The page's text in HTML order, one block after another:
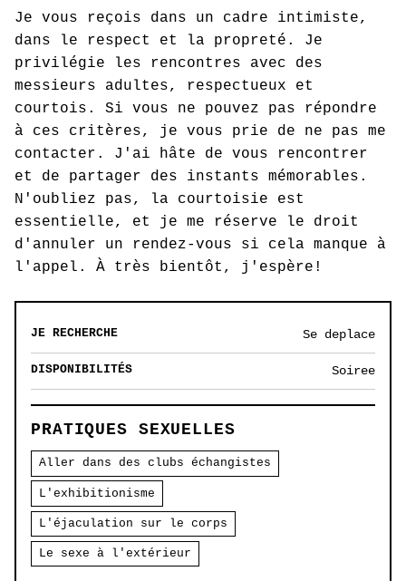
Je vous reçois dans un cadre intimiste,
dans le respect et la propreté. Je
privilégie les rencontres avec des
messieurs adultes, respectueux et
courtois. Si vous ne pouvez pas répondre
à ces critères, je vous prie de ne pas me
contacter. J'ai hâte de vous rencontrer
et de partager des instants mémorables.
N'oubliez pas, la courtoisie est
essentielle, et je me réserve le droit
d'annuler un rendez-vous si cela manque à
l'appel. À très bientôt, j'espère!
JE RECHERCHE Se deplace
DISPONIBILITÉS Soiree
PRATIQUES SEXUELLES
Aller dans des clubs échangistes
L'exhibitionisme
L'éjaculation sur le corps
Le sexe à l'extérieur